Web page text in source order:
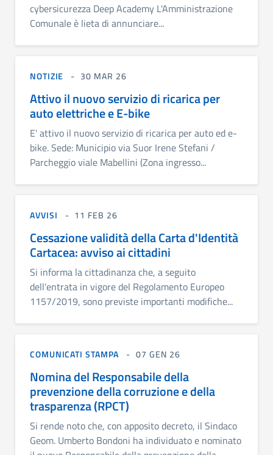
cybersicurezza Deep Academy L'Amministrazione
Comunale è lieta di annunciare...
NOTIZIE 30 MAR 26
Attivo il nuovo servizio di ricarica per
auto elettriche e E-bike
E' attivo il nuovo servizio di ricarica per auto ed e-
bike. Sede: Municipio via Suor Irene Stefani /
Parcheggio viale Mabellini (Zona ingresso...
AVVISI 11 FEB 26
Cessazione validità della Carta d'Identità
Cartacea: avviso ai cittadini
Si informa la cittadinanza che, a seguito
dell'entrata in vigore del Regolamento Europeo
1157/2019, sono previste importanti modifiche...
COMUNICATI STAMPA 07 GEN 26
Nomina del Responsabile della
prevenzione della corruzione e della
trasparenza (RPCT)
Si rende noto che, con apposito decreto, il Sindaco
Geom. Umberto Bondoni ha individuato e nominato